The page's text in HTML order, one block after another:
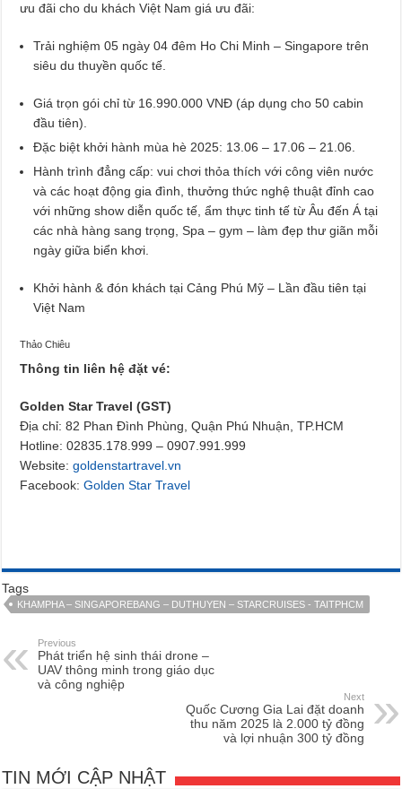
ưu đãi cho du khách Việt Nam giá ưu đãi:
Trải nghiệm 05 ngày 04 đêm Ho Chi Minh – Singapore trên
siêu du thuyền quốc tế.
Giá trọn gói chỉ từ 16.990.000 VNĐ (áp dụng cho 50 cabin
đầu tiên).
Đặc biệt khởi hành mùa hè 2025: 13.06 – 17.06 – 21.06.
Hành trình đẳng cấp: vui chơi thỏa thích với công viên nước
và các hoạt động gia đình, thưởng thức nghệ thuật đỉnh cao
với những show diễn quốc tế, ẩm thực tinh tế từ Âu đến Á tại
các nhà hàng sang trọng, Spa – gym – làm đẹp thư giãn mỗi
ngày giữa biển khơi.
Khởi hành & đón khách tại Cảng Phú Mỹ – Lần đầu tiên tại
Việt Nam
Thảo Chiêu
Thông tin liên hệ đặt vé:
Golden Star Travel (GST)
Địa chỉ: 82 Phan Đình Phùng, Quận Phú Nhuận, TP.HCM
Hotline: 02835.178.999 – 0907.991.999
Website:goldenstartravel.vn
Facebook:Golden Star Travel
Tags
KHAMPHA – SINGAPOREBANG – DUTHUYEN – STARCRUISES - TAITPHCM
Previous
Phát triển hệ sinh thái drone –
UAV thông minh trong giáo dục
và công nghiệp
Next
Quốc Cương Gia Lai đặt doanh
thu năm 2025 là 2.000 tỷ đồng
và lợi nhuận 300 tỷ đồng
TIN MỚI CẬP NHẬT